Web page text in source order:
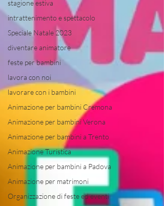
stagione estiva
intrattenimento e spettacolo
Speciale Natale 2023
diventare animatore
feste per bambini
lavora con noi
lavorare con i bambini
Animazione per bambini Cremona
Animazione per bambini Verona
Animazione per bambini a Trento
Animazione Turistica
Animazione per bambini a Padova
Animazione per matrimoni
Organizzazione di feste ed eventi